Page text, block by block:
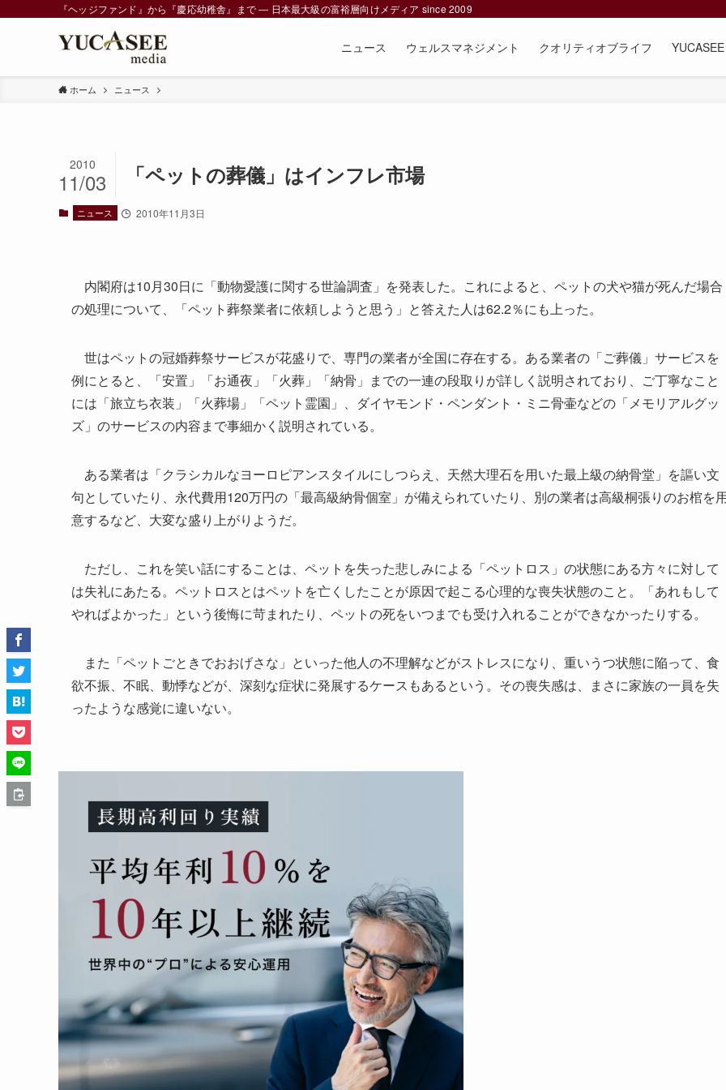
『ヘッジファンド』から『慶応幼稚舎』まで ― 日本最大級の富裕層向けメディア since 2009
ニュース ウェルスマネジメント クオリティオブライフ
ホーム ニュース
「ペットの葬儀」はインフレ市場
2010
11/03
ニュース 2010年11月3日
内閣府は10月30日に「動物愛護に関する世論調査」を発表した。これによると、ペットの犬や猫が死んだ場合
の処理について、「ペット葬祭業者に依頼しようと思う」と答えた人は62.2％にも上った。
世はペットの冠婚葬祭サービスが花盛りで、専門の業者が全国に存在する。ある業者の「ご葬儀」サービスを
例にとると、「安置」「お通夜」「火葬」「納骨」までの一連の段取りが詳しく説明されており、ご丁寧なこと
には「旅立ち衣装」「火葬場」「ペット霊園」、ダイヤモンド・ペンダント・ミニ骨壷などの「メモリアルグッ
ズ」のサービスの内容まで事細かく説明されている。
ある業者は「クラシカルなヨーロピアンスタイルにしつらえ、天然大理石を用いた最上級の納骨堂」を謳い文
句としていたり、永代費用120万円の「最高級納骨個室」が備えられていたり、別の業者は高級桐張りのお棺を
意するなど、大変な盛り上がりようだ。
ただし、これを笑い話にすることは、ペットを失った悲しみによる「ペットロス」の状態にある方々に対して
は失礼にあたる。ペットロスとはペットを亡くしたことが原因で起こる心理的な喪失状態のこと。「あれもして
やればよかった」という後悔に苛まれたり、ペットの死をいつまでも受け入れることができなかったりする。
また「ペットごときでおおげさな」といった他人の不理解などがストレスになり、重いうつ状態に陥って、食
欲不振、不眠、動悸などが、深刻な症状に発展するケースもあるという。その喪失感は、まさに家族の一員を失
ったような感覚に違いない。